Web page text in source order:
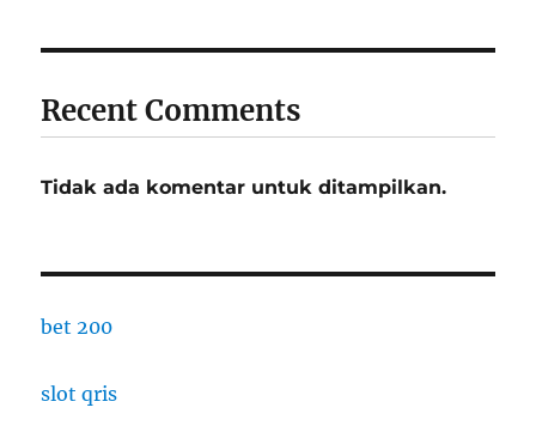
Recent Comments
Tidak ada komentar untuk ditampilkan.
bet 200
slot qris